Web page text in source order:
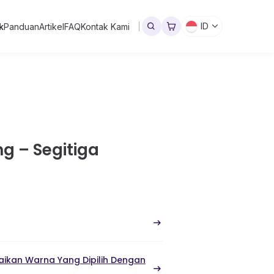
PanduanArtikelFAQKontak Kami ID
– Segitiga
Warna Yang Dipilih Dengan